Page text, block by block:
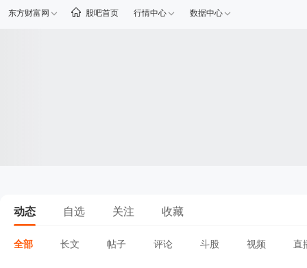
东方财富网 股吧首页 行情中心 数据中心
动态 自选 关注 收藏
全部 长文 帖子 评论 斗股 视频 直